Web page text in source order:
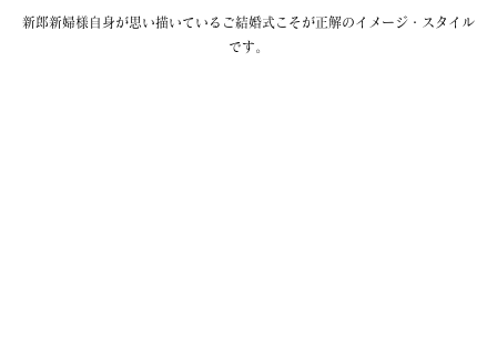
新郎新婦様自身が思い描いているご結婚式こそが正解のイメージ・スタイル
です。